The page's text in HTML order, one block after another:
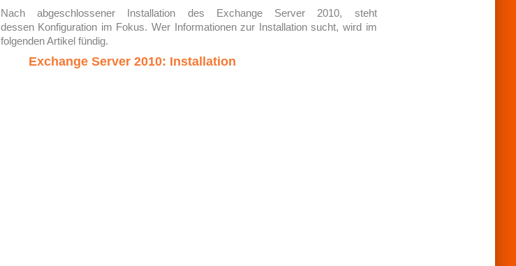
Nach abgeschlossener Installation des Exchange Server 2010, steht
dessen Konfiguration im Fokus. Wer Informationen zur Installation sucht, wird im
folgenden Artikel fündig.
Exchange Server 2010: Installation